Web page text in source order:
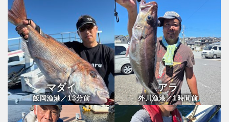
マダイ
飯岡漁港／13分前
アラ
外川漁港／1時間前